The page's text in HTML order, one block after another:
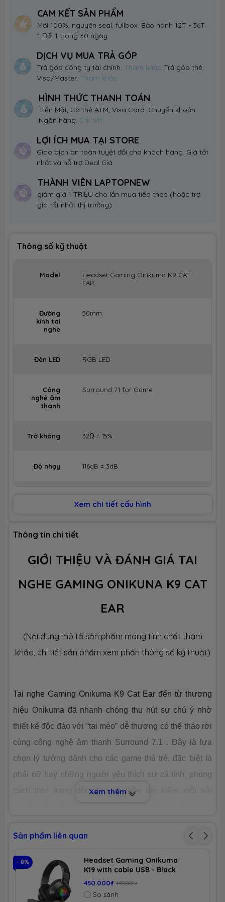
CAM KẾT SẢN PHẨM
Mới 100%, nguyên seal, fullbox. Bảo hành 12T - 36T.
1 Đổi 1 trong 30 ngày
DỊCH VỤ MUA TRẢ GÓP
Trả góp công ty tài chính. Tham khảoTrả góp thẻ
Visa/Master. Tham khảo
HÌNH THỨC THANH TOÁN
Tiền Mặt, Cà thẻ ATM, Visa Card. Chuyển khoản
Ngân hàng. Chi tiết
LỢI ÍCH MUA TẠI STORE
Giao dịch an toàn tuyệt đối cho khách hàng. Giá tốt
nhất và hỗ trợ Deal Giá.
THÀNH VIÊN LAPTOPNEW
giảm giá 1 TRIỆU cho lần mua tiếp theo (hoặc trợ
giá tốt nhất thị trường)
Thông số kỹ thuật
Model
Headset Gaming Onikuma K9 CAT
EAR
Đường
kính tai
nghe
50mm
Đèn LED RGB LED
Công
nghệ âm
thanh
Surround 7.1 for Game
Trở kháng 32Ω ± 15%
Độ nhạy 116dB ± 3dB
Micro
Hướng Đa hướng
Kết nối USB & Jack 3.5mm
Thời gian
Bảo hành 12 tháng chính hãng tại
thống LAPTOPNEW
Xem chi tiết cấu hình
Thông tin chi tiết
GIỚI THIỆU VÀ ĐÁNH GIÁ TAI
NGHE GAMING ONIKUNA K9 CAT
EAR
(Nội dung mô tả sản phẩm mang tính chất tham
khảo, chi tiết sản phẩm xem phần thông số kỹ thuật)
Tai nghe Gaming Onikuma K9 Cat Ear đến từ thương
hiệu Onikuma đã nhanh chóng thu hút sự chú ý nhờ
thiết kế độc đáo với “tai mèo” dễ thương có thể tháo rời
cùng công nghệ âm thanh Surround 7.1 . Đây là lựa
chọn lý tưởng dành cho các game thủ trẻ, đặc biệt là
phái nữ hay những người yêu thích sự cá tính, phong
cách thời trang độc đáo và luôn tìm kiếm một trải
Headset Gaming độc đáo này ở bài viết dưới đây nhé!
1. THIẾT KẾ NGOẠI HÌNH CÁ TÍNH, THU HÚT
Xem thêm
Sản phẩm liên quan
- 8%
Headset Gaming Onikuma
K19 with cable USB - Black
450.000₫ 490.000₫
So sánh